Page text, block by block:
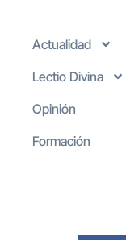
Actualidad
Lectio Divina
Opinión
Formación